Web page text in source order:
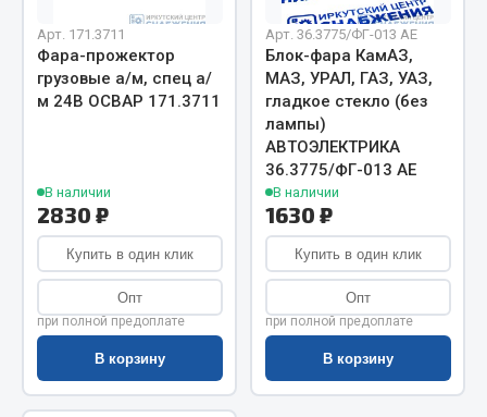
Манжеты
Паронит
Патрубки
Показать ещё
Весь раздел
Автомобильная электрика
Арт. 171.3711
Фара-прожектор
грузовые а/м, спец а/
м 24В ОСВАР 171.3711
В наличии
2830 ₽
Купить в один клик
Опт
при полной предоплате
В корзину
Арт. 36.3775/ФГ-013 AE
Блок-фара КамАЗ,
МАЗ, УРАЛ, ГАЗ, УАЗ,
гладкое стекло (без
лампы)
АВТОЭЛЕКТРИКА
36.3775/ФГ-013 AE
В наличии
1630 ₽
Купить в один клик
Опт
при полной предоплате
В корзину